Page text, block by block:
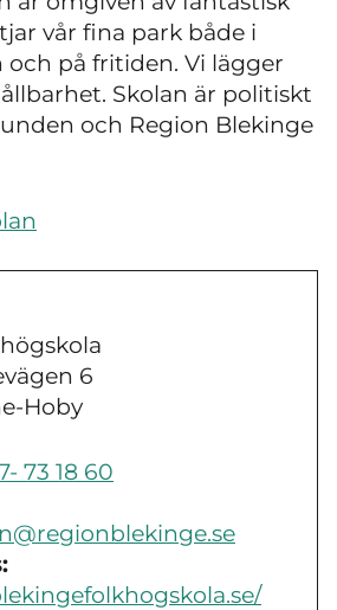
vår fina park både i
på fritiden. Vi lägger
Skolan är politiskt
och Region Blekinge
6
Hoby
73 18 60